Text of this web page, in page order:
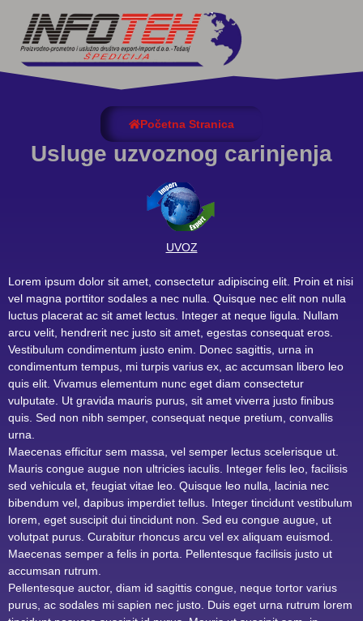
Početna Stranica
Usluge uzvoznog carinjenja
UVOZ
Lorem ipsum dolor sit amet, consectetur adipiscing elit. Proin et nisi
vel magna porttitor sodales a nec nulla. Quisque nec elit non nulla
luctus placerat ac sit amet lectus. Integer at neque ligula. Nullam
arcu velit, hendrerit nec justo sit amet, egestas consequat eros.
Vestibulum condimentum justo enim. Donec sagittis, urna in
condimentum tempus, mi turpis varius ex, ac accumsan libero leo
quis elit. Vivamus elementum nunc eget diam consectetur
vulputate. Ut gravida mauris purus, sit amet viverra justo finibus
quis. Sed non nibh semper, consequat neque pretium, convallis
urna.
Maecenas efficitur sem massa, vel semper lectus scelerisque ut.
Mauris congue augue non ultricies iaculis. Integer felis leo, facilisis
sed vehicula et, feugiat vitae leo. Quisque leo nulla, lacinia nec
bibendum vel, dapibus imperdiet tellus. Integer tincidunt vestibulum
lorem, eget suscipit dui tincidunt non. Sed eu congue augue, ut
volutpat purus. Curabitur rhoncus arcu vel ex aliquam euismod.
Maecenas semper a felis in porta. Pellentesque facilisis justo ut
accumsan rutrum.
Pellentesque auctor, diam id sagittis congue, neque tortor varius
purus, ac sodales mi sapien nec justo. Duis eget urna rutrum lorem